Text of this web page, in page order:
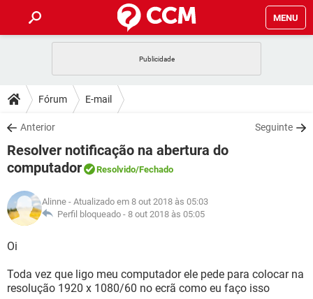
MENU
CELULAR
OUTLOOK
INSTAGRAM GMAIL
GUIA DE COMPRAS
DICAS
JOGOS
OUTLOOK
GUIA DE COMPRAS
DOWNLOADS
JOGOS WHATSAPP
CELULAR FACEBOOK
OUTLOOK EXCEL
INSTAGRAM
GUIA DE COMPRAS
CELULAR FACEBOOK
GUIA DE COMPRAS
GLOSSÁRIO
JOGOS
CELULAR
OUTLOOK EXCEL
INSTAGRAM GMAIL
Fórum E-mail
Anterior Seguinte
Resolver notificação na abertura do
computador
Resolvido/Fechado
Alinne - Atualizado em 8 out 2018 às 05:03
Perfil bloqueado - 8 out 2018 às 05:05
Oi
Toda vez que ligo meu computador ele pede para colocar na
resolução 1920 x 1080/60 no ecrã como eu faço isso